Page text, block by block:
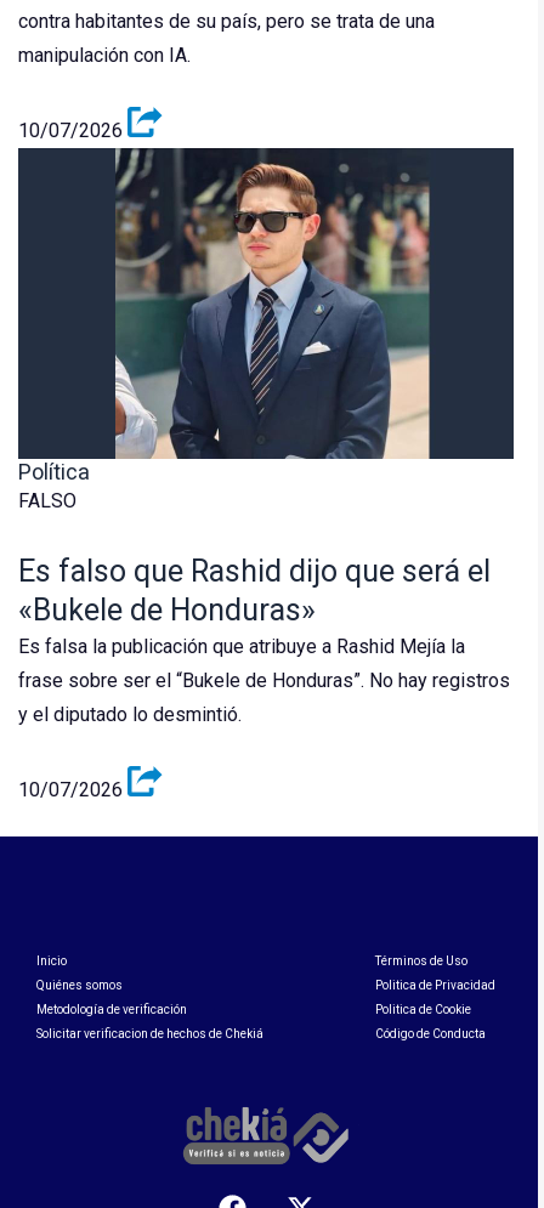
contra habitantes de su país, pero se trata de una
manipulación con IA.
10/07/2026
Política
FALSO
Es falso que Rashid dijo que será el
«Bukele de Honduras»
Es falsa la publicación que atribuye a Rashid Mejía la
frase sobre ser el “Bukele de Honduras”. No hay registros
y el diputado lo desmintió.
10/07/2026
Inicio
Quiénes somos
Metodología de verificación
Solicitar verificacion de hechos de Chekiá
Términos de Uso
Politica de Privacidad
Politica de Cookie
Código de Conducta